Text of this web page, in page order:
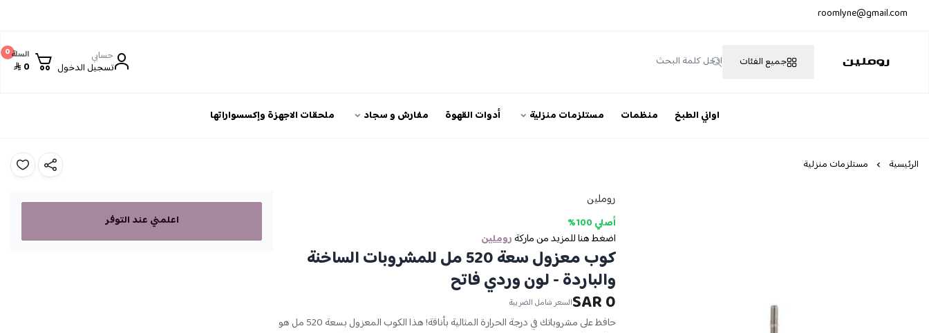
roomlyne@gmail.com
روملين جميع الفئات حسابي
تسجيل الدخول
0السلة
0
اواني الطبخ منظمات مستلزمات منزلية أدوات القهوة مفارش و سجاد ملحقات الاجهزة وإكسسواراتها
الرئيسية مستلزمات منزلية
روملين
أصلي 100%
اضغط هنا للمزيد من ماركةروملين
كوب معزول سعة 520 مل للمشروبات الساخنة
والباردة - لون وردي فاتح
0 SAR السعر شامل الضريبة
حافظ على مشروباتك في درجة الحرارة المثالية بأناقة! هذا الكوب المعزول بسعة 520 مل هو
اعلمني عند التوفر